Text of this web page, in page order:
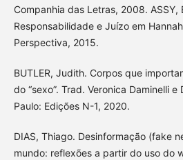
Companhia das Letras, 2008. ASSY,
Responsabilidade e Juízo em
Perspectiva, 2015.
BUTLER, Judith. Corpos que
do “sexo”. Trad. Veronica Daminelli
Paulo: Edições N-1, 2020.
DIAS, Thiago. Desinformação (fake
mundo: reflexões a partir do uso do